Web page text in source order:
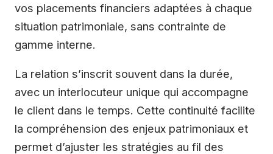
vos placements financiers adaptées à chaque
situation patrimoniale, sans contrainte de
gamme interne.
La relation s’inscrit souvent dans la durée,
avec un interlocuteur unique qui accompagne
le client dans le temps. Cette continuité facilite
la compréhension des enjeux patrimoniaux et
permet d’ajuster les stratégies au fil des